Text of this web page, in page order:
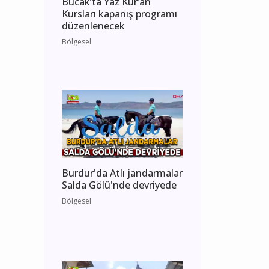
Kursları kapanış programı
düzenlenecek
Bölgesel
Burdur'da Atlı jandarmalar
Salda Gölü'nde devriyede
Bölgesel